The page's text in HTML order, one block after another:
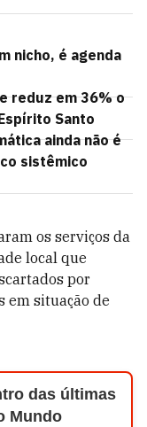
nicho, é agenda
reduz em 36% o
Santo
ainda não é
sistêmico
os serviços da
local que
por
em situação de
das últimas
Mundo